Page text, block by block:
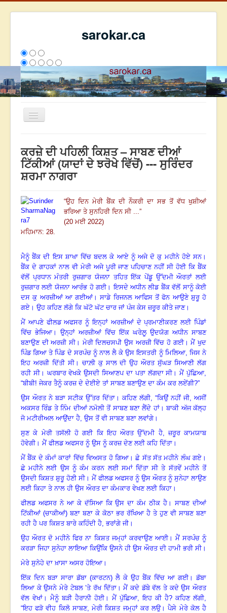
sarokar.ca
Toggle
ਰਚਨਾਵਾਂ
ਸਰੋਕਾਰ ਦੇ ਲੇਖਕ
We have 107 guests and no members online
2795145
ਇਸ ਹਫਤੇ
ਕਰਜ਼ੇ ਦੀ ਪਹਿਲੀ ਕਿਸ਼ਤ – ਸਾਬਣ ਦੀਆਂ
ਟਿੱਕੀਆਂ (ਯਾਦਾਂ ਦੇ ਝਰੋਖੇ ਵਿੱਚੋਂ) --- ਸੁਰਿੰਦਰ
ਸ਼ਰਮਾ ਨਾਗਰਾ
“ਉਹ ਦਿਨ ਮੇਰੀ ਬੈਂਕ ਦੀ ਨੌਕਰੀ ਦਾ ਸਭ ਤੋਂ ਵੱਧ ਖੁਸ਼ੀਆਂ
ਭਰਿਆ ਤੇ ਸੁਨਹਿਰੀ ਦਿਨ ਸੀ ...”
(20 ਮਈ 2022)
ਮਹਿਮਾਨ: 28.
ਮੈਨੂੰ ਬੈਂਕ ਦੀ ਇਸ ਸ਼ਾਖਾ ਵਿੱਚ ਬਦਲ ਕੇ ਆਏ ਨੂੰ ਅਜੇ ਦੋ ਕੁ ਮਹੀਨੇ ਹੋਏ ਸਨ।
ਬੈਂਕ ਦੇ ਗਾਹਕਾਂ ਨਾਲ ਵੀ ਮੇਰੀ ਅਜੇ ਪੂਰੀ ਜਾਣ ਪਹਿਚਾਣ ਨਹੀਂ ਸੀ ਹੋਈ ਕਿ ਬੈਂਕ
ਵੱਲੋਂ ਪ੍ਰਧਾਨ ਮੰਤਰੀ ਰੁਜ਼ਗਾਰ ਯੋਜਨਾ ਤਹਿਤ ਇੱਕ ਪੇਂਡੂ ਉੱਦਮੀ ਔਰਤਾਂ ਲਈ
ਰੁਜ਼ਗਾਰ ਲਈ ਯੋਜਨਾ ਆਰੰਭ ਹੋ ਗਈ। ਇਸਦੇ ਅਧੀਨ ਲੀਡ ਬੈਂਕ ਵੱਲੋਂ ਸਾਨੂੰ ਕੋਈ
ਦਸ ਕੁ ਅਰਜ਼ੀਆਂ ਆ ਗਈਆਂ।ਸਾਡੇ ਰਿਜਨਲ ਆਫਿਸ ਤੋਂ ਫੋਨ ਆਉਣੇ ਸ਼ੁਰੂ ਹੋ
ਗਏ । ਉਹ ਕਹਿਣ ਲੱਗੇ ਕਿ ਘੱਟੋ ਘੱਟ ਚਾਰ ਜਾਂ ਪੰਜ ਕੇਸ ਜ਼ਰੂਰ ਕੀਤੇ ਜਾਣ।
ਮੈਂ ਆਪਣੇ ਫੀਲਡ ਅਫਸਰ ਨੂੰ ਇਨ੍ਹਾਂ ਅਰਜ਼ੀਆਂ ਦੇ ਪ੍ਰਮਾਣੀਕਰਣ ਲਈ ਪਿੰਡਾਂ
ਵਿੱਚ ਭੇਜਿਆ। ਉਨ੍ਹਾਂ ਅਰਜ਼ੀਆਂ ਵਿੱਚ ਇੱਕ ਘਰੇਲ਼ੂ ਉਦਯੋਗ ਅਧੀਨ ਸਾਬਣ
ਬਣਾਉਣ ਦੀ ਅਰਜ਼ੀ ਸੀ। ਮੇਰੀ ਦਿਲਚਸਪੀ ਉਸ ਅਰਜ਼ੀ ਵਿੱਚ ਹੋ ਗਈ।ਮੈਂ ਖੁਦ
ਪਿੰਡ ਗਿਆ ਤੇ ਪਿੰਡ ਦੇ ਸਰਪੰਚ ਨੂੰ ਨਾਲ ਲੈ ਕੇ ਉਸ ਇਸਤਰੀ ਨੂੰ ਮਿਲਿਆ, ਜਿਸ ਨੇ
ਇਹ ਅਰਜ਼ੀ ਦਿੱਤੀ ਸੀ। ਚਾਲ਼ੀ ਕੁ ਸਾਲ ਦੀ ਉਹ ਔਰਤ ਸੁੱਘੜ ਸਿਆਣੀ ਲੱਗ
ਰਹੀ ਸੀ। ਘਰਬਾਰ ਵੇਖਕੇ ਉਸਦੀ ਸਿਆਣਪ ਦਾ ਪਤਾ ਲੱਗਦਾ ਸੀ।ਮੈਂ ਪੁੱਛਿਆ,
“ਬੀਬੀ! ਜੇਕਰ ਤੈਨੂੰ ਕਰਜ਼ ਦੇ ਦੇਈਏ ਤਾਂ ਸਾਬਣ ਬਣਾਉਣ ਦਾ ਕੰਮ ਕਰ ਲਏਂਗੀ?”
ਉਸ ਔਰਤ ਨੇ ਬੜਾ ਸਟੀਕ ਉੱਤਰ ਦਿੱਤਾ । ਕਹਿਣ ਲੱਗੀ, “ਕਿਉਂ ਨਹੀਂ ਜੀ, ਅਸੀਂ
ਅਕਸਰ ਰਿੰਡ ਤੇ ਨਿੰਮ ਦੀਆਂ ਨਮੋਲੀ ਤੋਂ ਸਾਬਣ ਬਣਾ ਲੈਂਦੇ ਹਾਂ। ਬਾਕੀ ਅੱਜ ਕੱਲ੍ਹ
ਜੋ ਮਟੀਰੀਅਲ ਆਉਂਦਾ ਹੈ, ਉਸ ਤੋਂ ਵੀ ਸਾਬਣ ਬਣਾ ਲਵਾਂਗੇ।
ਸੁਣ ਕੇ ਮੇਰੀ ਤਸੱਲੀ ਹੋ ਗਈ ਕਿ ਇਹ ਔਰਤ ਉੱਦਮੀ ਹੈ, ਜ਼ਰੂਰ ਕਾਮਯਾਬ
ਹੋਵੇਗੀ। ਮੈਂ ਫੀਲਡ ਅਫਸਰ ਨੂੰ ਉਸ ਨੂੰ ਕਰਜ਼ ਦੇਣ ਲਈ ਕਹਿ ਦਿੱਤਾ ।
ਮੈਂ ਬੈਂਕ ਦੇ ਕੰਮਾਂ ਕਾਰਾਂ ਵਿੱਚ ਵਿਅਸਤ ਹੋ ਗਿਆ। ਛੇ ਸੱਤ ਸੱਤ ਮਹੀਨੇ ਲੰਘ ਗਏ ।
ਛੇ ਮਹੀਨੇ ਲਈ ਉਸ ਨੂੰ ਕੰਮ ਕਰਨ ਲਈ ਸਮਾਂ ਦਿੱਤਾ ਸੀ ਤੇ ਸੱਤਵੇਂ ਮਹੀਨੇ ਤੋਂ
ਉਸਦੀ ਕਿਸ਼ਤ ਸ਼ੁਰੂ ਹੋਣੀ ਸੀ। ਮੈਂ ਫੀਲਡ ਅਫਸਰ ਨੂੰ ਉਸ ਔਰਤ ਨੂੰ ਸੁਨੇਹਾ ਲਾਉਣ
ਲਈ ਕਿਹਾ ਤੇ ਨਾਲ ਹੀ ਉਸ ਔਰਤ ਦਾ ਕੰਮਕਾਰ ਵੇਖਣ ਲਈ ਕਿਹਾ ।
ਫੀਲਡ ਅਫਸਰ ਨੇ ਆ ਕੇ ਦੱਸਿਆ ਕਿ ਉਸ ਦਾ ਕੰਮ ਠੀਕ ਹੈ ।ਸਾਬਣ ਦੀਆਂ
ਟਿੱਕੀਆਂ (ਚਾਕੀਆਂ) ਬਣਾ ਬਣਾ ਕੇ ਕੋਠਾ ਭਰ ਰੱਖਿਆ ਹੈ ਤੇ ਹੁਣ ਵੀ ਸਾਬਣ ਬਣਾ
ਰਹੀ ਹੈ ਪਰ ਕਿਸ਼ਤ ਬਾਰੇ ਕਹਿੰਦੀ ਹੈ, ਭਰਾਂਗੇ ਜੀ।
ਉਹ ਔਰਤ ਦੋ ਮਹੀਨੇ ਫਿਰ ਨਾ ਕਿਸ਼ਤ ਜਮ੍ਹਾਂ ਕਰਵਾਉਣ ਆਈ। ਮੈਂ ਸਰਪੰਚ ਨੂੰ
ਕਰੜਾ ਜਿਹਾ ਸੁਨੇਹਾ ਲਾਇਆ ਕਿਉਂਕਿ ਉਸਨੇ ਹੀ ਉਸ ਔਰਤ ਦੀ ਹਾਮੀ ਭਰੀ ਸੀ।
ਮੇਰੇ ਸੁਨੇਹੇ ਦਾ ਖ਼ਾਸਾ ਅਸਰ ਹੋਇਆ।
ਇੱਕ ਦਿਨ ਬੜਾ ਸਾਰਾ ਡੱਬਾ (ਕਾਰਟਨ) ਲੈ ਕੇ ਉਹ ਬੈਂਕ ਵਿੱਚ ਆ ਗਈ। ਡੱਬਾ
ਲਿਆ ਕੇ ਉਸਨੇ ਮੇਰੇ ਟੇਬਲ ’ਤੇ ਰੱਖ ਦਿੱਤਾ।ਮੈਂ ਕਦੇ ਡੱਬੇ ਵੱਲ ਤੇ ਕਦੇ ਉਸ ਔਰਤ
ਵੱਲ ਵੇਖਾਂ । ਮੈਨੂੰ ਬੜੀ ਹੈਰਾਨੀ ਹੋਈ। ਮੈਂ ਪੁੱਛਿਆ, ਇਹ ਕੀ ਹੈ? ਕਹਿਣ ਲੱਗੀ,
“ਇਹ ਫੜੋ ਵੀਹ ਕਿਲੋ ਸਾਬਣ,ਮੇਰੀ ਕਿਸ਼ਤ ਜਮ੍ਹਾਂ ਕਰ ਲਉ।ਪੈਸੇ ਮੇਰੇ ਕੋਲ ਹੈ